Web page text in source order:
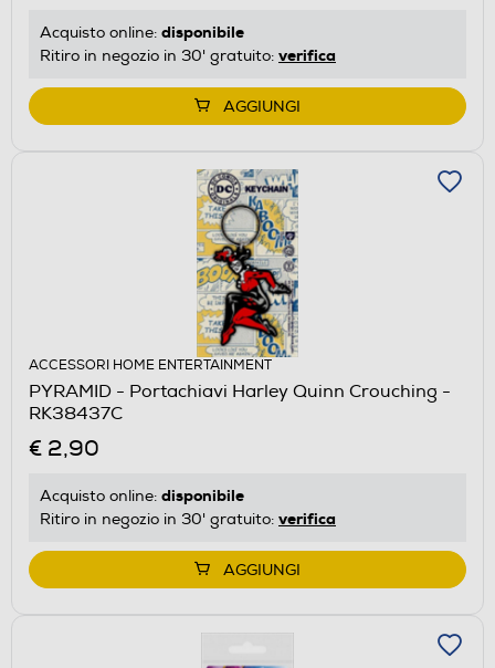
Acquisto online: disponibile
Ritiro in negozio in 30' gratuito: verifica
AGGIUNGI
ACCESSORI HOME ENTERTAINMENT
PYRAMID - Portachiavi Harley Quinn Crouching -
RK38437C
€ 2,90
Acquisto online: disponibile
Ritiro in negozio in 30' gratuito: verifica
AGGIUNGI